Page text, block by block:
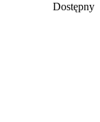
Dostępny